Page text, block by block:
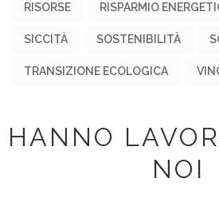
RISORSE RISPARMIO
SICCITÀ SOSTENIBILITÀ
TRANSIZIONE ECOLOGICA
HANNO
NOI